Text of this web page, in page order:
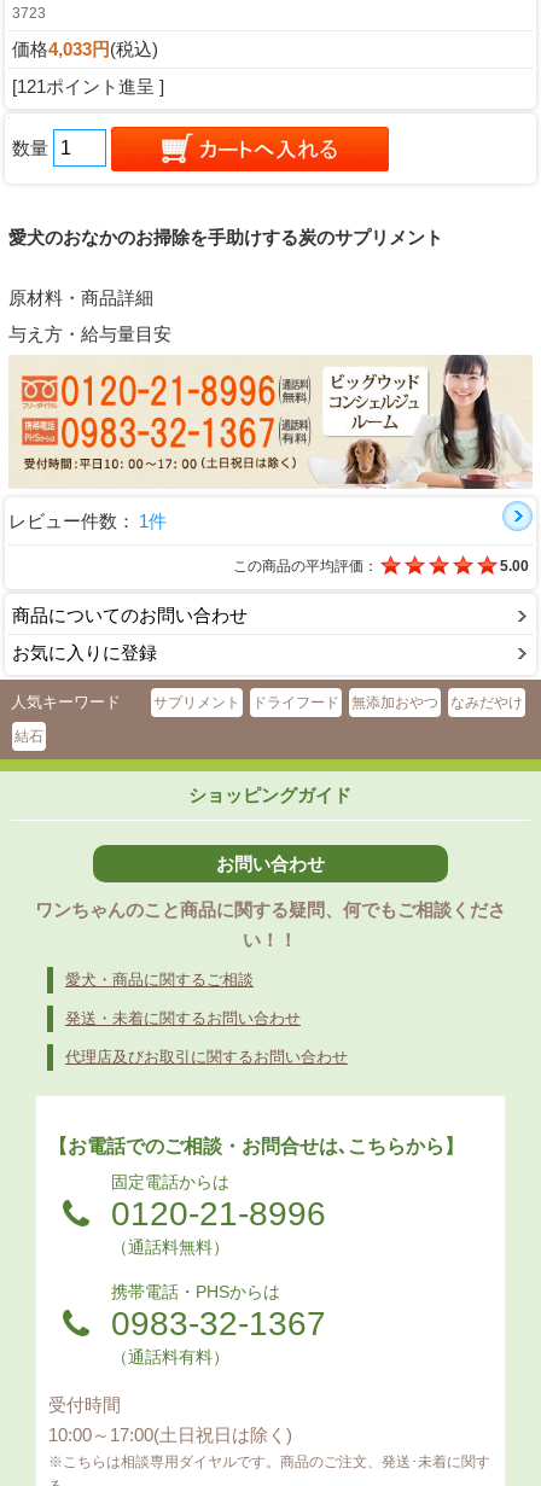
3723
価格4,033円(税込)
[121ポイント進呈 ]
数量
愛犬のおなかのお掃除を手助けする炭のサプリメント
原材料・商品詳細
与え方・給与量目安
レビュー件数： 1件
この商品の平均評価： 5.00
商品についてのお問い合わせ
お気に入りに登録
人気キーワード サプリメント ドライフード 無添加おやつ
なみだやけ
結石
ショッピングガイド
お問い合わせ
ワンちゃんのこと商品に関する疑問、何でもご相談くださ
い！！
愛犬・商品に関するご相談
発送・未着に関するお問い合わせ
代理店及びお取引に関するお問い合わせ
【お電話でのご相談・お問合せは､こちらから】
固定電話からは
0120-21-8996
（通話料無料）
携帯電話・PHSからは
0983-32-1367
（通話料有料）
受付時間
10:00～17:00(土日祝日は除く)
※こちらは相談専用ダイヤルです。商品のご注文、発送･未着に関す